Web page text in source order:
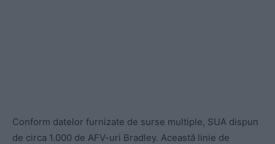
Conform datelor furnizate de surse multiple, SUA dispun
de circa 1.000 de AFV-uri Bradley. Această linie de